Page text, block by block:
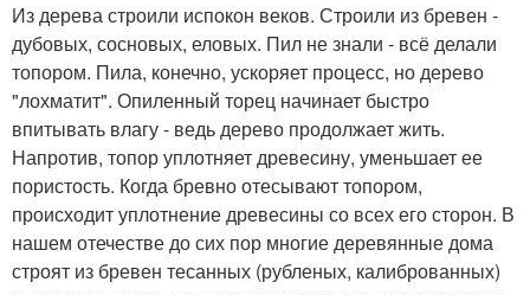
Из дерева строили испокон веков. Строили из бревен -
дубовых, сосновых, еловых. Пил не знали - всё делали
топором. Пила, конечно, ускоряет процесс, но дерево
"лохматит". Опиленный торец начинает быстро
впитывать влагу - ведь дерево продолжает жить.
Напротив, топор уплотняет древесину, уменьшает ее
пористость. Когда бревно отесывают топором,
происходит уплотнение древесины со всех его сторон. В
нашем отечестве до сих пор многие деревянные дома
строят из бревен тесанных (рубленых, калиброванных)